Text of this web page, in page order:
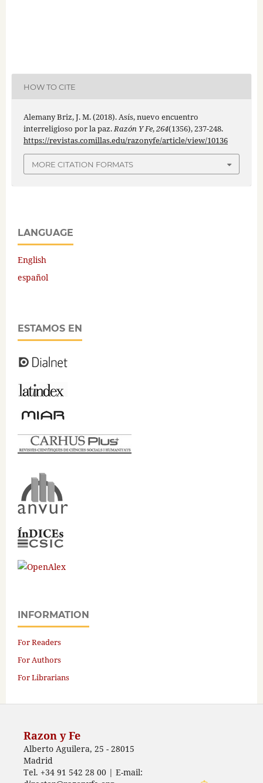
HOW TO CITE
Alemany Briz, J. M. (2018). Asís, nuevo encuentro
interreligioso por la paz.Razón Y Fe,264(1356), 237-248.
https://revistas.comillas.edu/razonyfe/article/view/10136
MORE CITATION FORMATS
LANGUAGE
English
español
ESTAMOS EN
INFORMATION
For Readers
For Authors
For Librarians
Razon y Fe
Alberto Aguilera, 25 - 28015
Madrid
Tel. +34 91 542 28 00 | E-mail: